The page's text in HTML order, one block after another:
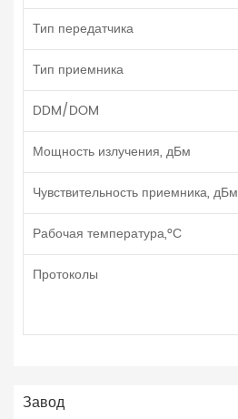
Тип передатчика
Тип приемника
DDM/DOM
Мощность излучения, дБм
Чувствительность приемника, дБм
Рабочая температура,°С
Протоколы
Завод